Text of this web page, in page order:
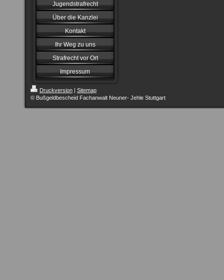
Jugendstrafrecht
Über die Kanzlei
Kontakt
Ihr Weg zu uns
Strafrecht vor Ort
Impressum
Druckversion | Sitemap
© Bußgeldbescheid Fachanwalt Neuner- Jehle Stuttgart